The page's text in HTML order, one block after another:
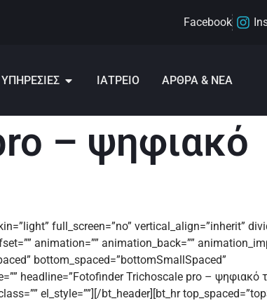
Facebook
ΥΠΗΡΕΣΙΕΣ ΙΑΤΡΕΙΟ ΑΡΘΡΑ & ΝΕΑ
– ψηφιακό
full_screen=”no” vertical_align=”inherit”
animation=”” animation_back=””
bottom_spaced=”bottomSmallSpaced”
headline=”Fotofinder Trichoscale pro – ψηφιακό
el_style=””][/bt_header][bt_hr